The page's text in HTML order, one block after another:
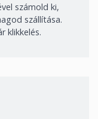
számold ki,
szállítása.
klikkelés.